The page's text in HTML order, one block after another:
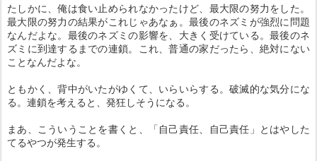
たしかに、俺は食い止められなかったけど、最大限の努力をした。
最大限の努力の結果がこれじゃあなぁ。最後のネズミが強烈に問題
なんだよな。最後のネズミの影響を、大きく受けている。最後のネ
ズミに到達するまでの連鎖。これ、普通の家だったら、絶対にない
ことなんだよな。
ともかく、背中がいたがゆくて、いらいらする。破滅的な気分にな
る。連鎖を考えると、発狂しそうになる。
まあ、こういうことを書くと、「自己責任、自己責任」とはやした
てるやつが発生する。